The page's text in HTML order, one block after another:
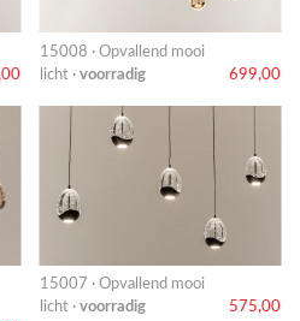
15008 · Opvallend mooi
licht · voorradig 699,00
15007 · Opvallend mooi
licht · voorradig 575,00